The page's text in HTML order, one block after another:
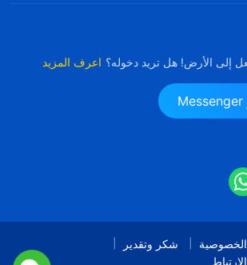
إلى الأرض! هل تريد دخوله؟ اعرف المزيد
الخصوصية
شكر وتقدير